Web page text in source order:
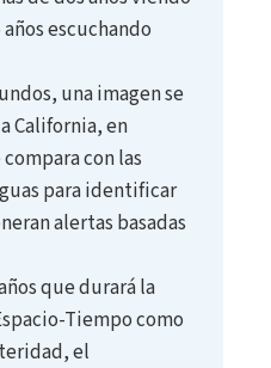
escuchando
una imagen se
California, en
con las
para identificar
alertas basadas
que durará la
Tiempo como
el